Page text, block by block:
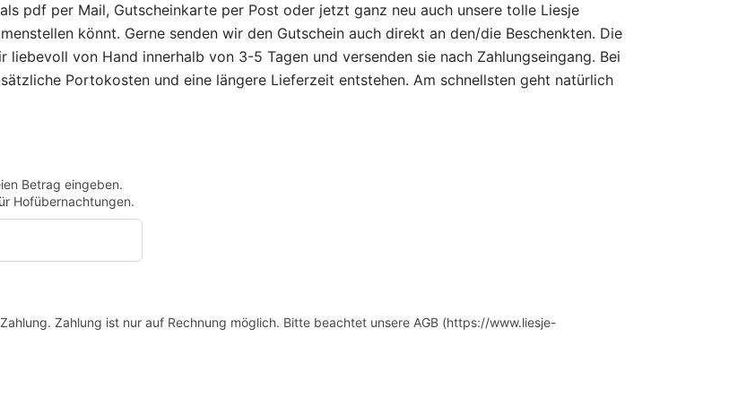
pdf per Mail, Gutscheinkarte per Post oder jetzt ganz neu auch unsere tolle Liesje
könnt. Gerne senden wir den Gutschein auch direkt an den/die Beschenkten. Die
von Hand innerhalb von 3-5 Tagen und versenden sie nach Zahlungseingang. Bei
Portokosten und eine längere Lieferzeit entstehen. Am schnellsten geht natürlich
Betrag eingeben.
Hofübernachtungen.
Zahlung ist nur auf Rechnung möglich. Bitte beachtet unsere AGB (https://www.liesje-